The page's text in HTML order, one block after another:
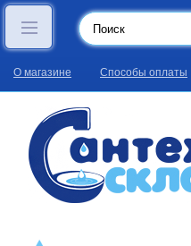
О магазине Способы оплаты